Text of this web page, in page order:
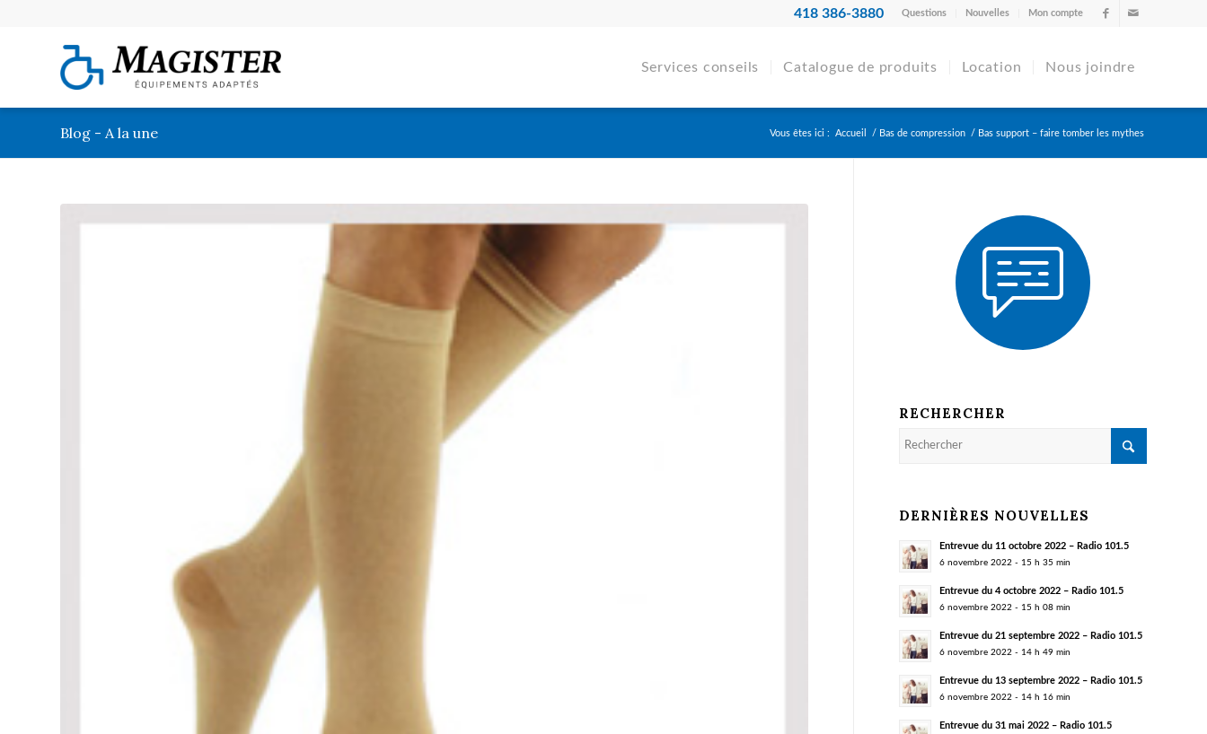
Questions Nouvelles Mon compte
418 386-3880
Services conseils Catalogue de produits Location Nous joindre
Blog - A la une Vous êtes ici : Accueil / Bas de compression / Bas support – faire tomber les mythes
RECHERCHER
DERNIÈRES NOUVELLES
Entrevue du 11 octobre 2022 – Radio 101.5
6 novembre 2022 - 15 h 35 min
Entrevue du 4 octobre 2022 – Radio 101.5
6 novembre 2022 - 15 h 08 min
Entrevue du 21 septembre 2022 – Radio 101.5
6 novembre 2022 - 14 h 49 min
Entrevue du 13 septembre 2022 – Radio 101.5
6 novembre 2022 - 14 h 16 min
Entrevue du 31 mai 2022 – Radio 101.5